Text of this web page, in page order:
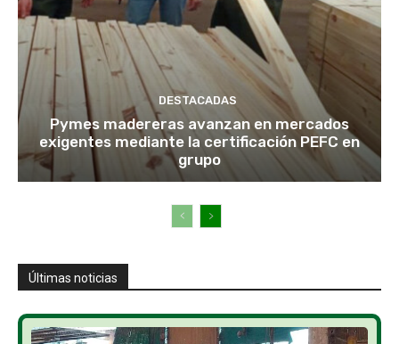
DESTACADAS
Pymes madereras avanzan en mercados
exigentes mediante la certificación PEFC en
grupo
Últimas noticias